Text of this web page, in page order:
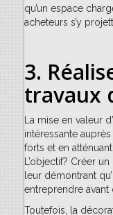
qu’un espace
acheteurs s’y
3.
travaux
La mise en valeur
intéressante
forts et en
L’objectif? Créer
leur démontrant
entreprendre avant
Toutefois, la